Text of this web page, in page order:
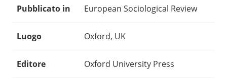
Pubblicato in European Sociological Review
Luogo Oxford, UK
Editore Oxford University Press